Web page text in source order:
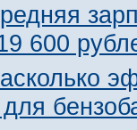
600